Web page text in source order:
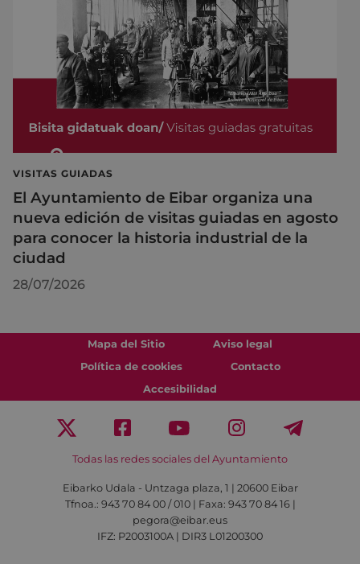
VISITAS GUIADAS
El Ayuntamiento de Eibar organiza una
nueva edición de visitas guiadas en agosto
para conocer la historia industrial de la
ciudad
28/07/2026
Mapa del Sitio
Aviso legal
Política de cookies
Contacto
Accesibilidad
Todas las redes sociales del Ayuntamiento
Eibarko Udala - Untzaga plaza, 1 | 20600 Eibar
Tfnoa.: 943 70 84 00 / 010 | Faxa: 943 70 84 16 |
pegora@eibar.eus
IFZ: P2003100A | DIR3 L01200300